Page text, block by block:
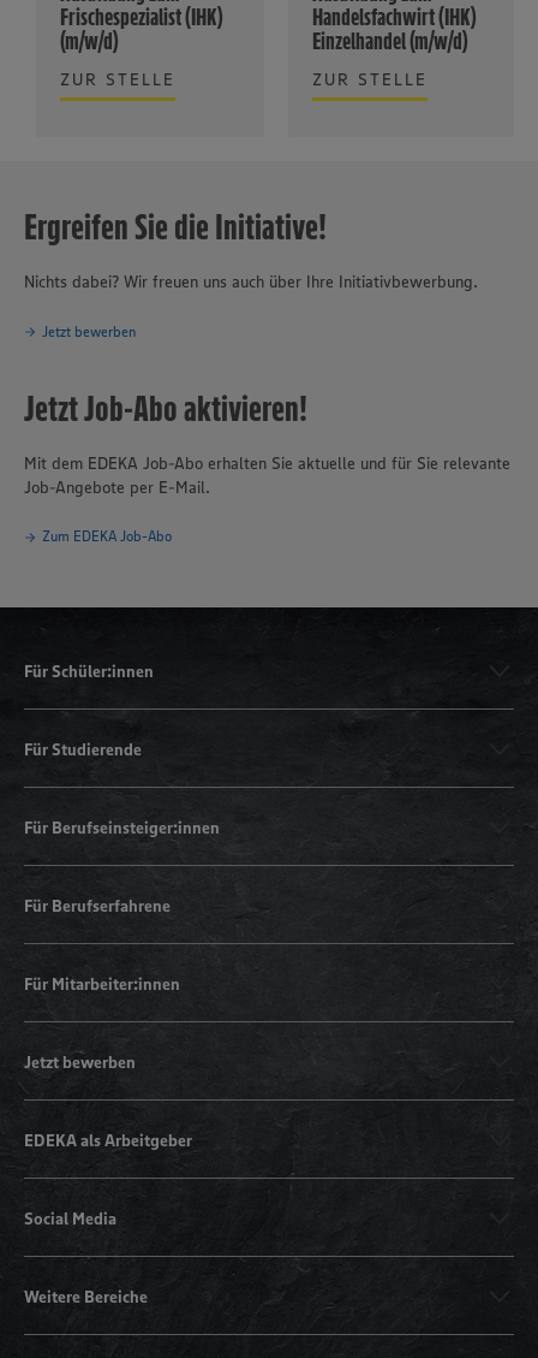
Frischespezialist (IHK)
(m/w/d)
ZUR STELLE
Handelsfachwirt (IHK)
Einzelhandel (m/w/d)
ZUR STELLE
Ergreifen Sie die Initiative!
Nichts dabei? Wir freuen uns auch über Ihre Initiativbewerbung.
Jetzt bewerben
Jetzt Job-Abo aktivieren!
Mit dem EDEKA Job-Abo erhalten Sie aktuelle und für Sie relevante
Job-Angebote per E-Mail.
Zum EDEKA Job-Abo
Für Schüler:innen
Für Studierende
Für Berufseinsteiger:innen
Für Berufserfahrene
Für Mitarbeiter:innen
Jetzt bewerben
EDEKA als Arbeitgeber
Social Media
Weitere Bereiche